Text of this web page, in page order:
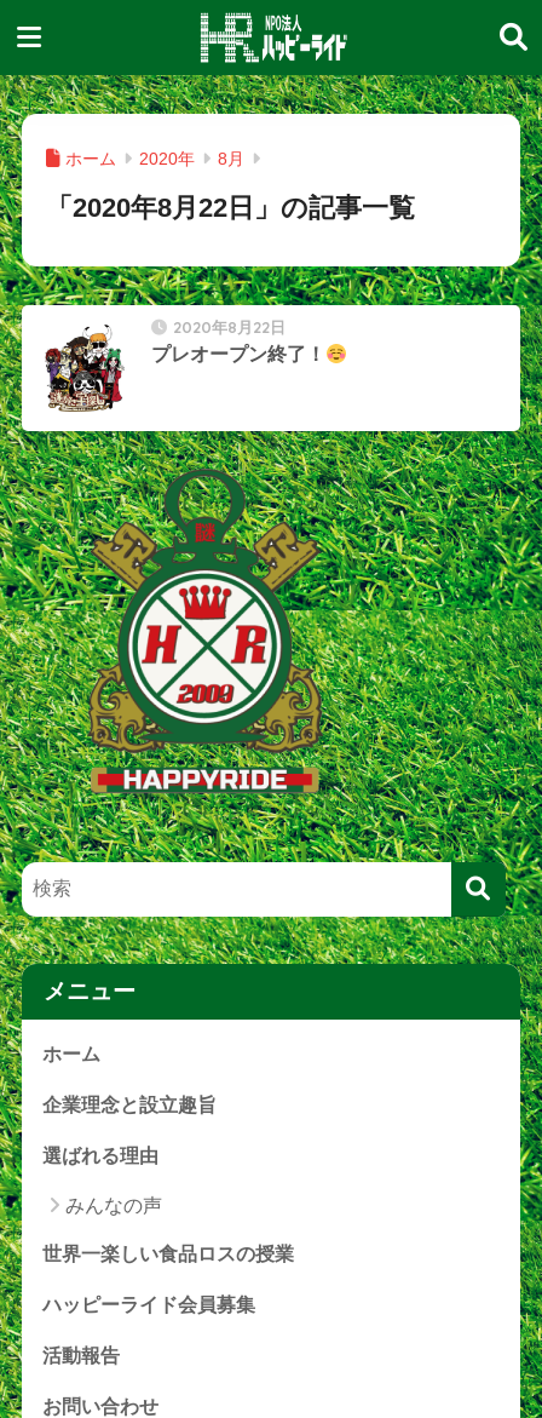
ホーム 2020年 8月
「2020年8月22日」の記事一覧
2020年8月22日
プレオープン終了！
メニュー
ホーム
企業理念と設立趣旨
選ばれる理由
みんなの声
世界一楽しい食品ロスの授業
ハッピーライド会員募集
活動報告
お問い合わせ